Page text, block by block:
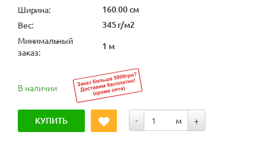
Ширина: 160.00 см
Вес: 345 г/м2
Минимальный
заказ:
1 м
В наличии
КУПИТЬ - м +